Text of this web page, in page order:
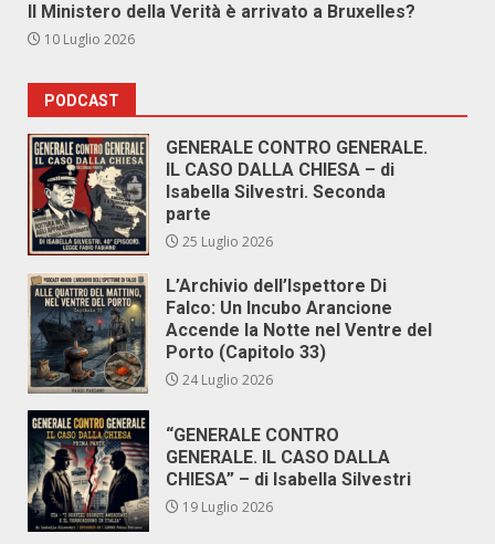
Il Ministero della Verità è arrivato a Bruxelles?
10 Luglio 2026
PODCAST
GENERALE CONTRO GENERALE.
IL CASO DALLA CHIESA – di
Isabella Silvestri. Seconda
parte
25 Luglio 2026
L’Archivio dell’Ispettore Di
Falco: Un Incubo Arancione
Accende la Notte nel Ventre del
Porto (Capitolo 33)
24 Luglio 2026
“GENERALE CONTRO
GENERALE. IL CASO DALLA
CHIESA” – di Isabella Silvestri
19 Luglio 2026